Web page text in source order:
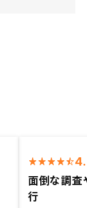
面倒な調査
行